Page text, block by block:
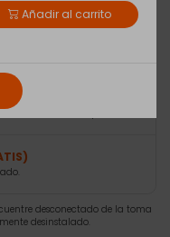
(GRATIS)
la cesta de compra
desconectado de la toma
desinstalado.
Añadir al carrito